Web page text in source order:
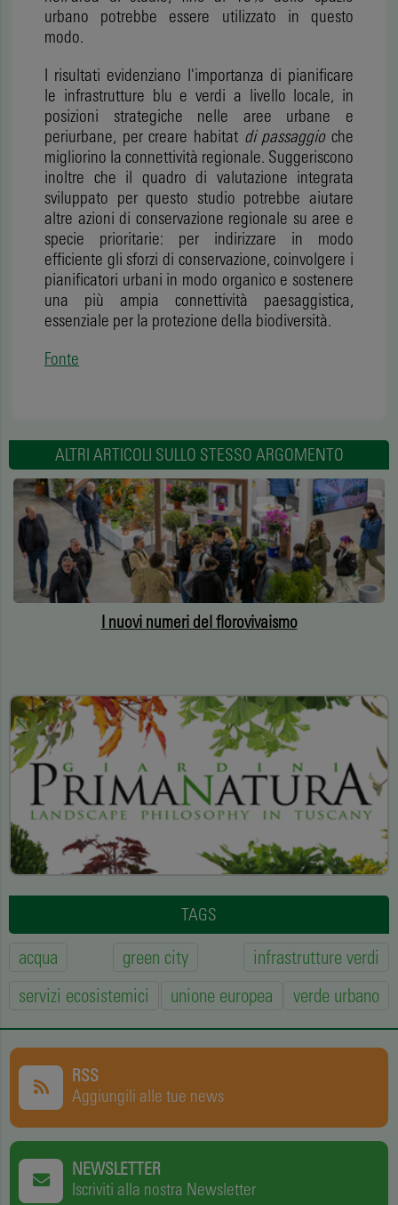
urbano potrebbe essere utilizzato in questo
modo.
I risultati evidenziano l'importanza di pianificare
le infrastrutture blu e verdi a livello locale, in
posizioni strategiche nelle aree urbane e
periurbane, per creare habitat di passaggioche
migliorino la connettività regionale. Suggeriscono
inoltre che il quadro di valutazione integrata
sviluppato per questo studio potrebbe aiutare
altre azioni di conservazione regionale su aree e
specie prioritarie: per indirizzare in modo
efficiente gli sforzi di conservazione, coinvolgere i
pianificatori urbani in modo organico e sostenere
una più ampia connettività paesaggistica,
essenziale per la protezione della biodiversità.
Fonte
ALTRI ARTICOLI SULLO STESSO ARGOMENTO
I nuovi numeri del florovivaismo
TAGS
acqua green city
infrastrutture verdi
servizi ecosistemici
unione europea verde urbano
RSS
Aggiungili alle tue news
NEWSLETTER
Iscriviti alla nostra Newsletter